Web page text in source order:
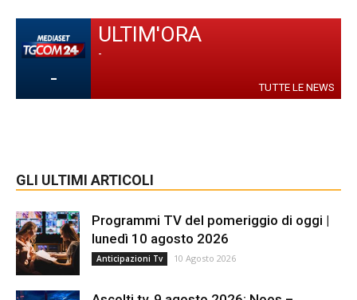
-
ULTIM'ORA
-
TUTTE LE NEWS
GLI ULTIMI ARTICOLI
Programmi TV del pomeriggio di oggi |
lunedì 10 agosto 2026
Anticipazioni Tv 10 Agosto 2026